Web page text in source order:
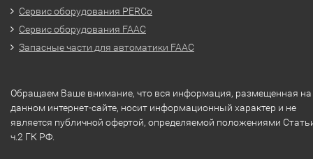
Сервис оборудования PERCo
Сервис оборудования FAAC
Запасные части для автоматики FAAC
Обращаем Ваше внимание, что вся информация, размещенная на
данном интернет-сайте, носит информационный характер и не
является публичной офертой, определяемой положениями
ч.2 ГК РФ.